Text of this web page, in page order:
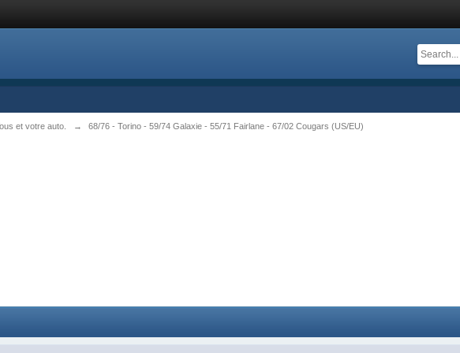
et votre auto. → 68/76 - Torino - 59/74 Galaxie - 55/71 Fairlane - 67/02 Cougars (US/EU)